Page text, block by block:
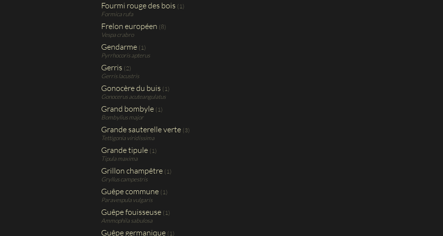
Fourmi rouge des bois (1)
Formica rufa
Frelon européen (8)
Vespa crabro
Gendarme (1)
Pyrrhocoris apterus
Gerris (2)
Gerris lacustris
Gonocère du buis (1)
Gonocerus acuteangulatus
Grand bombyle (1)
Bombylius major
Grande sauterelle verte (3)
Tettigonia viridissima
Grande tipule (1)
Tipula maxima
Grillon champêtre (1)
Gryllus campestris
Guêpe commune (1)
Paravespula vulgaris
Guêpe fouisseuse (1)
Ammophila sabulosa
Guêpe germanique (1)